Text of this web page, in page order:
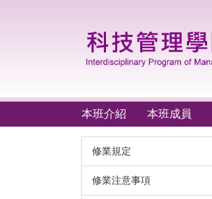
區
本班介紹 本班成員
修業規定
修業注意事項